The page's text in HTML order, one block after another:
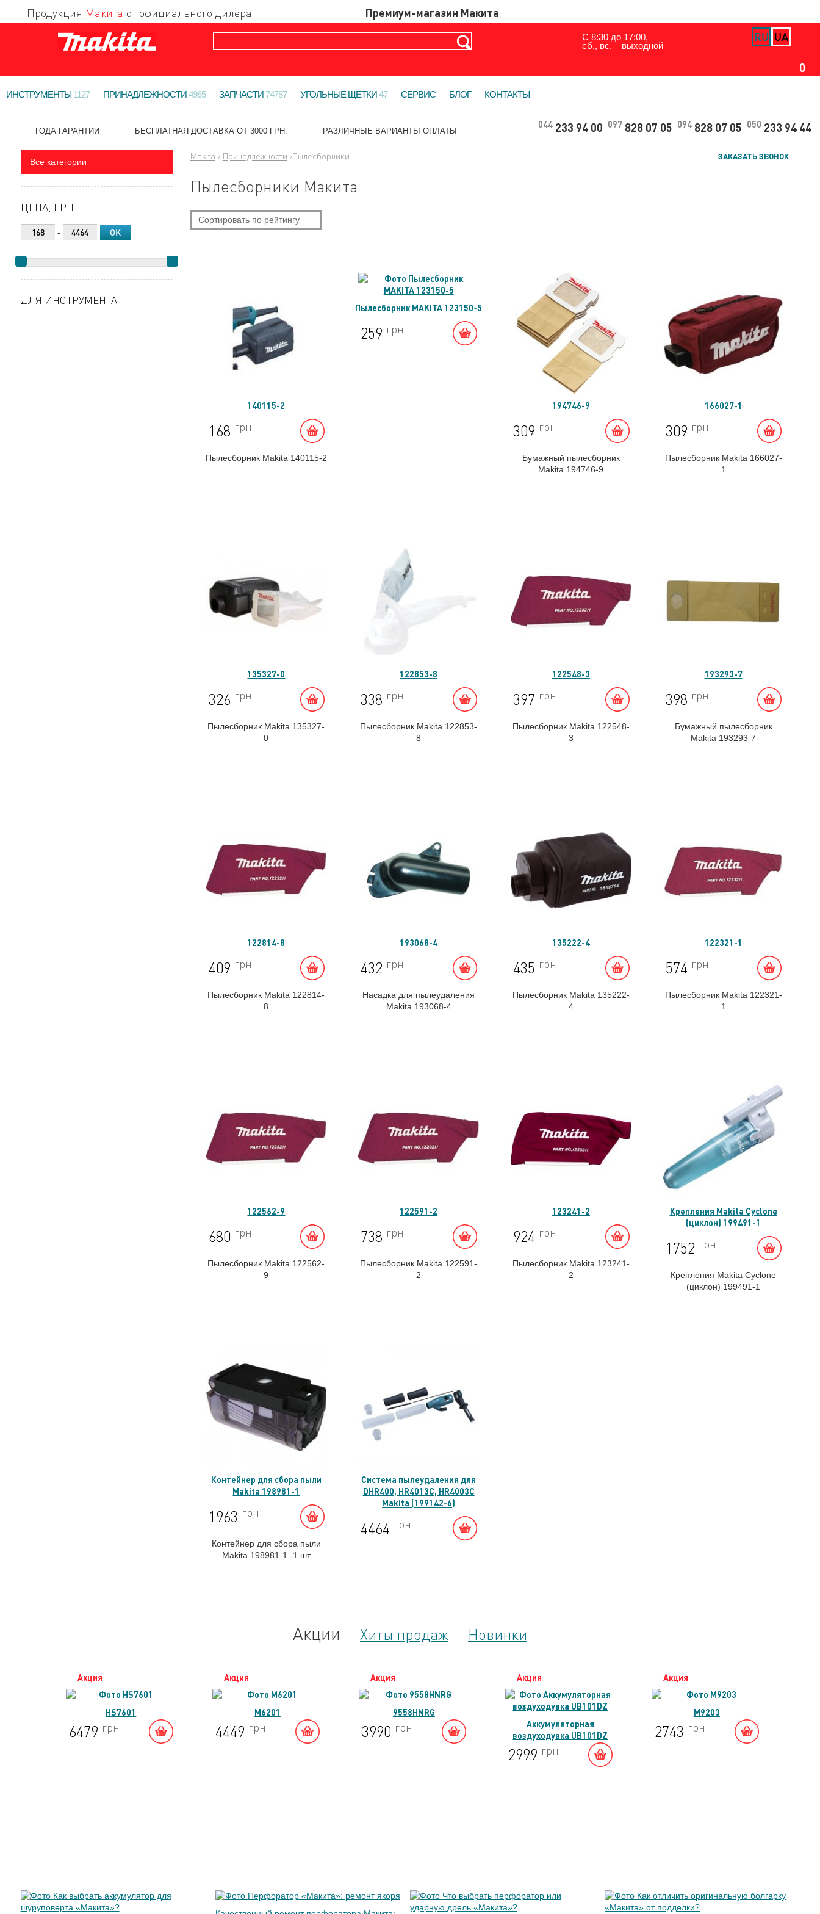
Продукция Макита от официального дилера
RU UA
С 8:30 до 17:00,
сб., вс. – выходной
0
ИНСТРУМЕНТЫ 1127 ПРИНАДЛЕЖНОСТИ4965 ЗАПЧАСТИ74787 УГОЛЬНЫЕ ЩЕТКИ47 СЕРВИС БЛОГ КОНТАКТЫ
044 233 94 00 097 828 07 05 094 828 07 05 050 233 94 44
ЗАКАЗАТЬ ЗВОНОК
ГОДА ГАРАНТИИ БЕСПЛАТНАЯ ДОСТАВКА ОТ 3000 ГРН. РАЗЛИЧНЫЕ ВАРИАНТЫ ОПЛАТЫ
Все категории
ЦЕНА, ГРН:
-
ДЛЯ ИНСТРУМЕНТА
Makita › Принадлежности ›Пылесборники
Пылесборники Макита
Сортировать по рейтингу
140115-2
168 грн
Пылесборник Makita 140115-2
Пылесборник MAKITA 123150-5
259 грн
194746-9
309 грн
Бумажный пылесборник
Makita 194746-9
166027-1
309 грн
Пылесборник Makita 166027-
1
135327-0
326 грн
Пылесборник Makita 135327-
0
122853-8
338 грн
Пылесборник Makita 122853-
8
122548-3
397 грн
Пылесборник Makita 122548-
3
193293-7
398 грн
Бумажный пылесборник
Makita 193293-7
122814-8
409 грн
Пылесборник Makita 122814-
8
193068-4
432 грн
Насадка для пылеудаления
Makita 193068-4
135222-4
435 грн
Пылесборник Makita 135222-
4
122321-1
574 грн
Пылесборник Makita 122321-
1
122562-9
680 грн
Пылесборник Makita 122562-
9
122591-2
738 грн
Пылесборник Makita 122591-
2
123241-2
924 грн
Пылесборник Makita 123241-
2
Крепления Makita Cyclone
(циклон) 199491-1
1752 грн
Крепления Makita Cyclone
(циклон) 199491-1
Контейнер для сбора пыли
Makita 198981-1
1963 грн
Контейнер для сбора пыли
Makita 198981-1 -1 шт
Система пылеудаления для
DHR400, HR4013C, HR4003C
Makita (199142-6)
4464 грн
Акции Хиты продаж Новинки
Акция
HS7601
6479 грн
Акция
M6201
4449 грн
Акция
9558HNRG
3990 грн
Акция
Аккумуляторная
воздуходувка UB101DZ
2999 грн
Акция
M9203
2743 грн